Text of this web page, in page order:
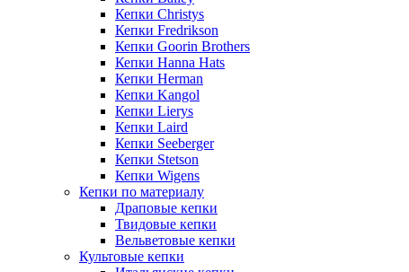
Кепки Christys
Кепки Fredrikson
Кепки Goorin Brothers
Кепки Hanna Hats
Кепки Herman
Кепки Kangol
Кепки Lierys
Кепки Laird
Кепки Seeberger
Кепки Stetson
Кепки Wigens
Кепки по материалу
Драповые кепки
Твидовые кепки
Вельветовые кепки
Культовые кепки